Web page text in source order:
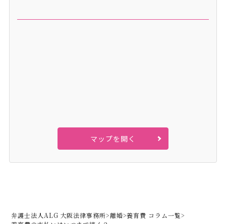
マップを開く
弁護士法人ALG 大阪法律事務所>離婚>養育費 コラム一覧>